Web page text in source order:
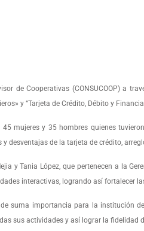
de Cooperativas (CONSUCOOP) a
y “Tarjeta de Crédito, Débito y
mujeres y 35 hombres quienes
desventajas de la tarjeta de crédito,
y Tania López, que pertenecen a la
interactivas, logrando así fortalecer
suma importancia para la institución
sus actividades y así lograr la fidelidad